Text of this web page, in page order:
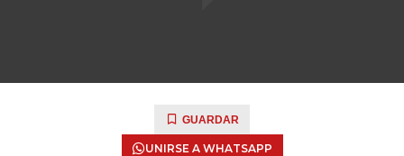
GUARDAR
UNIRSE A WHATSAPP